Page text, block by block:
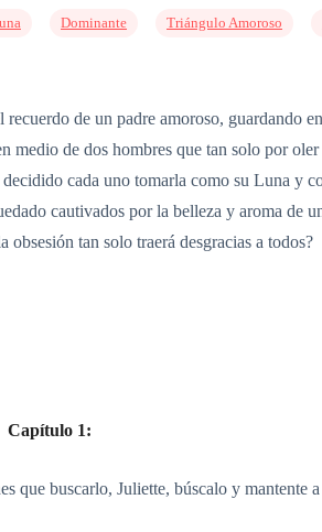
Dominante Triángulo Amoroso
de un padre amoroso, guardando
de dos hombres que tan solo por
cada uno tomarla como su Luna y
cautivados por la belleza y aroma de
tan solo traerá desgracias a todos?
Capítulo 1:
que buscarlo, Juliette, búscalo y mantente